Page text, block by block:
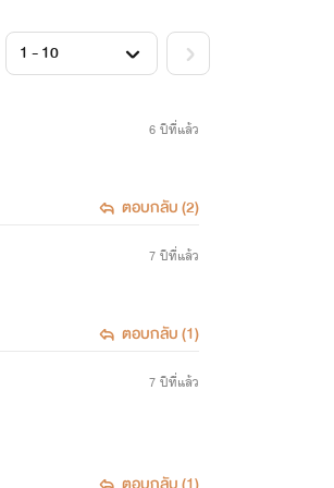
>
6 ปีที่แล้ว
ตอบกลับ (2)
7 ปีที่แล้ว
ตอบกลับ (1)
7 ปีที่แล้ว